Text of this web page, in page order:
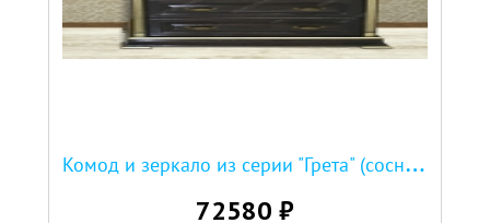
К
омод и зеркало из серии "Грета" (сосна, резьба береза)
72580 ₽